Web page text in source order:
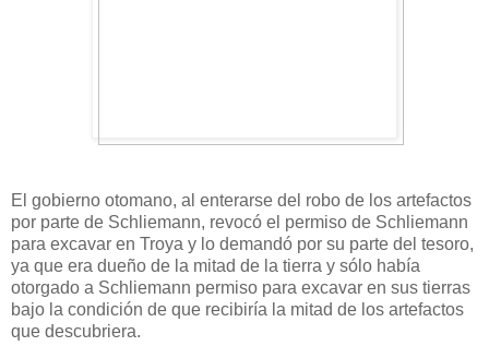
El gobierno otomano, al enterarse del robo de los artefactos
por parte de Schliemann, revocó el permiso de Schliemann
para excavar en Troya y lo demandó por su parte del tesoro,
ya que era dueño de la mitad de la tierra y sólo había
otorgado a Schliemann permiso para excavar en sus tierras
bajo la condición de que recibiría la mitad de los artefactos
que descubriera.